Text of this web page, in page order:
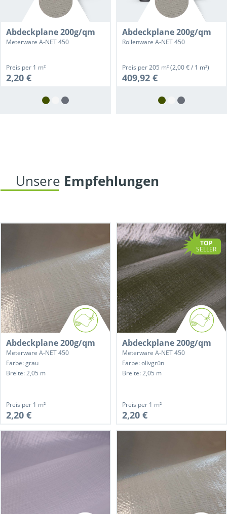
Abdeckplane 200g/qm
Meterware A-NET 450
Preis per 1 m²
2,20 €
Abdeckplane 200g/qm
Rollenware A-NET 450
Preis per205 m²(2,00 € / 1 m²)
409,92 €
Unsere Empfehlungen
Abdeckplane 200g/qm
Meterware A-NET 450
Farbe: grau
Breite: 2,05 m
Preis per 1 m²
2,20 €
TOP
SELLER
Abdeckplane 200g/qm
Meterware A-NET 450
Farbe: olivgrün
Breite: 2,05 m
Preis per 1 m²
2,20 €